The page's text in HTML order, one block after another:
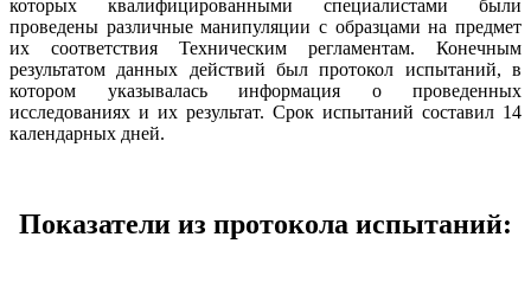
которых квалифицированными специалистами были
проведены различные манипуляции с образцами на предмет
их соответствия Техническим регламентам. Конечным
результатом данных действий был протокол испытаний, в
котором указывалась информация о проведенных
исследованиях и их результат. Срок испытаний составил 14
календарных дней.
Показатели из протокола испытаний: